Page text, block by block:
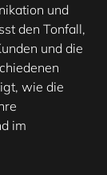
und
den Tonfall,
und die
wie die
im